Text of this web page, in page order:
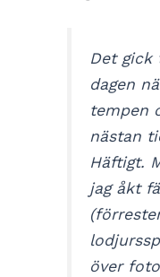
Det gick
dagen
tempen
nästan
Häftigt.
jag åkt
över